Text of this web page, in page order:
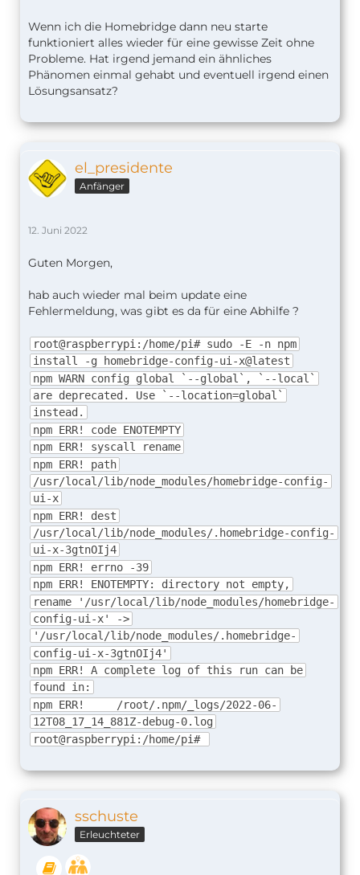
Wenn ich die Homebridge dann neu starte
funktioniert alles wieder für eine gewisse Zeit ohne
Probleme. Hat irgend jemand ein ähnliches
Phänomen einmal gehabt und eventuell irgend einen
Lösungsansatz?
el_presidente
Anfänger
12. Juni 2022
Guten Morgen,
hab auch wieder mal beim update eine
Fehlermeldung, was gibt es da für eine Abhilfe ?
root@raspberrypi:/home/pi# sudo -E -n npm
install -g homebridge-config-ui-x@latest
npm WARN config global `--global`, `--local`
are deprecated. Use `--location=global`
instead.
npm ERR! code ENOTEMPTY
npm ERR! syscall rename
npm ERR! path
/usr/local/lib/node_modules/homebridge-config-
ui-x
npm ERR! dest
/usr/local/lib/node_modules/.homebridge-config-
ui-x-3gtnOIj4
npm ERR! errno -39
npm ERR! ENOTEMPTY: directory not empty,
rename '/usr/local/lib/node_modules/homebridge-
config-ui-x' ->
'/usr/local/lib/node_modules/.homebridge-
config-ui-x-3gtnOIj4'
npm ERR! A complete log of this run can be
found in:
npm ERR! /root/.npm/_logs/2022-06-
12T08_17_14_881Z-debug-0.log
root@raspberrypi:/home/pi#
sschuste
Erleuchteter